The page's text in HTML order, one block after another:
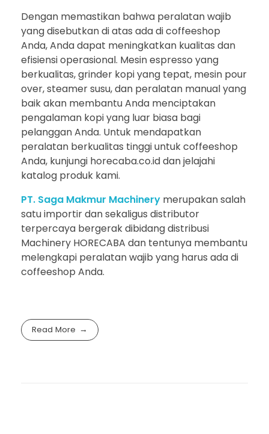
Dengan memastikan bahwa peralatan wajib
yang disebutkan di atas ada di coffeeshop
Anda, Anda dapat meningkatkan kualitas dan
efisiensi operasional. Mesin espresso yang
berkualitas, grinder kopi yang tepat, mesin pour
over, steamer susu, dan peralatan manual yang
baik akan membantu Anda menciptakan
pengalaman kopi yang luar biasa bagi
pelanggan Anda. Untuk mendapatkan
peralatan berkualitas tinggi untuk coffeeshop
Anda, kunjungi horecaba.co.id dan jelajahi
katalog produk kami.
PT. Saga Makmur Machinery merupakan salah
satu importir dan sekaligus distributor
terpercaya bergerak dibidang distribusi
Machinery HORECABA dan tentunya membantu
melengkapi peralatan wajib yang harus ada di
coffeeshop Anda.
Read More